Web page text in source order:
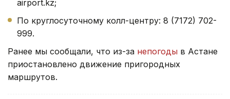
airport.kz;
По круглосуточному колл-центру: 8 (7172) 702-
999.
Ранее мы сообщали, что из-за непогоды в Астане
приостановлено движение пригородных
маршрутов.